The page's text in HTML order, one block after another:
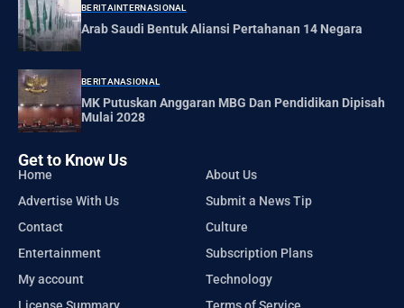
BERITAINTERNASIONAL
Arab Saudi Bentuk Aliansi Pertahanan 14 Negara
BERITANASIONAL
MK Putuskan Anggaran MBG Dan Pendidikan Dipisah
Mulai 2028
Get to Know Us
Home
About Us
Advertise With Us
Submit a News Tip
Contact
Culture
Entertainment
Subscription Plans
My account
Technology